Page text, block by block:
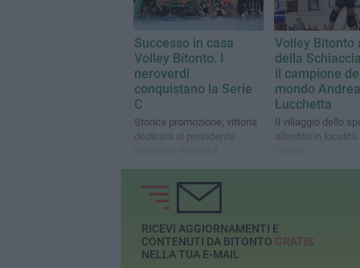
Successo in casa
Volley Bitonto. I
neroverdi
conquistano la Serie
C
Storica promozione, vittoria
dedicata al presidente
Volley Bitonto
della
il campione del
mondo Andrea
Lucchetta
Il villaggio dello
allestito in località
RICEVI AGGIORNAMENTI E
CONTENUTI DA BITONTO GRATIS
NELLA TUA E-MAIL